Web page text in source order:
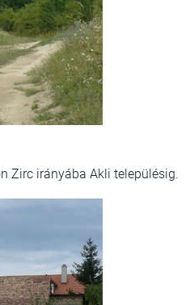
Zirc irányába Akli településig.